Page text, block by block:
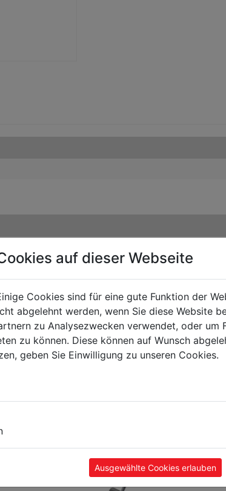
auf dieser Webseite
Cookies sind für eine gute Funktion der
abgelehnt werden, wenn Sie diese Website
zu Analysezwecken verwendet, oder um
zu können. Diese können auf Wunsch
geben Sie Einwilligung zu unseren Cookies.
Ausgewählte Cookies erlauben